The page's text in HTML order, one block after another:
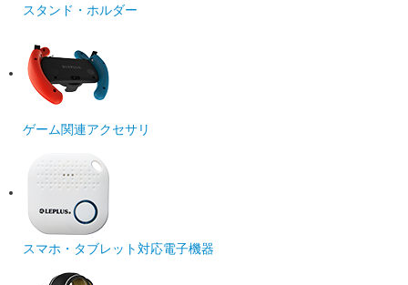
スタンド・ホルダー
ゲーム関連アクセサリ
スマホ・タブレット対応電子機器